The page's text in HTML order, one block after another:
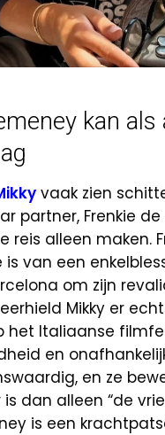
kan als
vaak zien
partner, Frenkie
reis alleen maken.
van een
om zijn
Mikky er
het Italiaanse
en
en ze
dan alleen “de
is een